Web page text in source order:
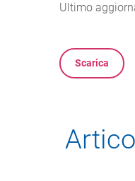
Ultimo
Scarica